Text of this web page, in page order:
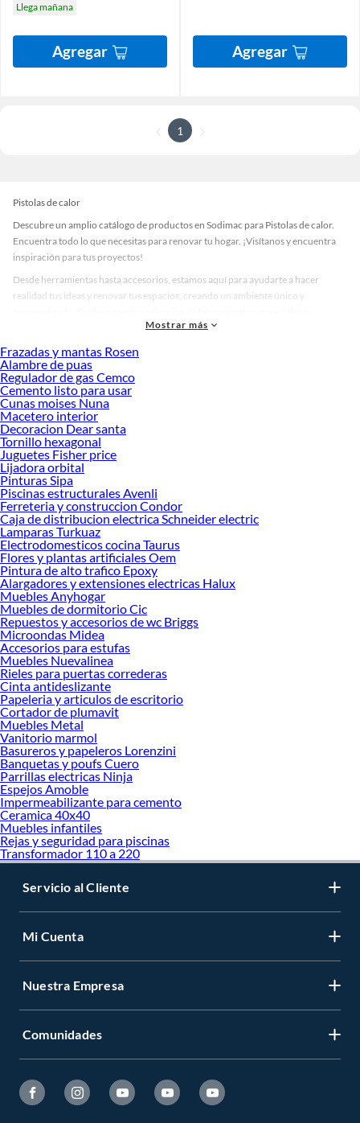
Llega mañana
Agregar Agregar
1
Pistolas de calor
Descubre un amplio catálogo de productos en Sodimac para Pistolas de calor.
Encuentra todo lo que necesitas para renovar tu hogar. ¡Visítanos y encuentra
inspiración para tus proyectos!
Desde herramientas hasta accesorios, estamos aquí para ayudarte a hacer
realidad tus ideas y renovar tus espacios, creando un ambiente único y
accesorios de calidad que te ayudarán a crear un espacio más tú.
Desde remodelaciones hasta proyectos de decoración, estamos aquí para hacer
tus ideas realidad. ¡Visítanos y encuentra todo lo que tenemos para ofrecerte en
Pistolas de calor!
Explora la variedad de productos de Pistolas de calor en Sodimac
Herramientas, materiales y accesorios de calidad para tus proyectos y
renovación de espacios. ¡Visítanos y descubre todo lo que tenemos para
ofrecerte!
Encuentra una amplia variedad de productos de Pistolas de calor en Sodimac.
Encuentra todo lo necesario para tus proyectos de renovación y decoración.
¡Visítanos y haz tus ideas realidad!
Mostrar más
Frazadas y mantas Rosen
Alambre de puas
Regulador de gas Cemco
Cemento listo para usar
Cunas moises Nuna
Macetero interior
Decoracion Dear santa
Tornillo hexagonal
Juguetes Fisher price
Lijadora orbital
Pinturas Sipa
Piscinas estructurales Avenli
Ferreteria y construccion Condor
Caja de distribucion electrica Schneider electric
Lamparas Turkuaz
Electrodomesticos cocina Taurus
Flores y plantas artificiales Oem
Pintura de alto trafico Epoxy
Alargadores y extensiones electricas Halux
Muebles Anyhogar
Muebles de dormitorio Cic
Repuestos y accesorios de wc Briggs
Microondas Midea
Accesorios para estufas
Muebles Nuevalinea
Rieles para puertas correderas
Cinta antideslizante
Papeleria y articulos de escritorio
Cortador de plumavit
Muebles Metal
Vanitorio marmol
Basureros y papeleros Lorenzini
Banquetas y poufs Cuero
Parrillas electricas Ninja
Espejos Amoble
Impermeabilizante para cemento
Ceramica 40x40
Muebles infantiles
Rejas y seguridad para piscinas
Transformador 110 a 220
Servicio al Cliente
Mi Cuenta
Nuestra Empresa
Comunidades